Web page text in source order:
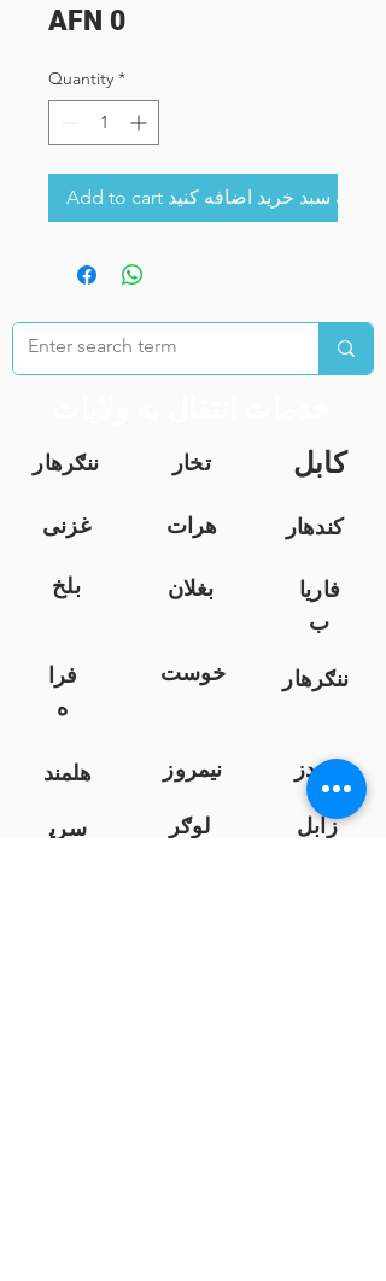
AFN 0Price
Quantity *
Add to cart به سبد خرید اضافه کنید
ننګرهار تخار کابل
غزنی هرات
کندهار
بلخ
بغلان
فاریا
ب
فرا
ه
خوست ننګرهار
هلمند نیمروز
کندز
سرپ
لوګر زابل